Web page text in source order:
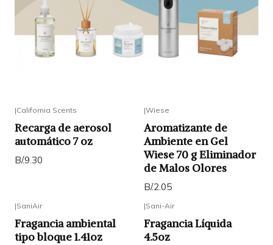
|California Scents
Recarga de aerosol
automático 7 oz
B/.9.30
|Wiese
Aromatizante de
Ambiente en Gel
Wiese 70 g Eliminador
de Malos Olores
B/.2.05
|SaniAir
Fragancia ambiental
tipo bloque 1.41oz
|Sani-Air
Fragancia Líquida
4.5oz